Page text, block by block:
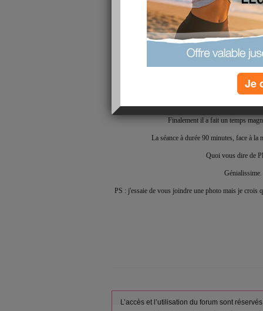
Finalement il a fait un temps
La séance à durée 90 minutes, face à la
Quoi vous dire de
Génialissime.
PS : j'essaie de vous joindre une photo mais je crois
L’accès et l’utilisation du forum sont
Je